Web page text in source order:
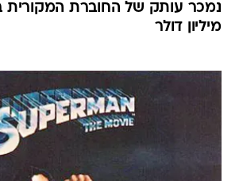
נמכר עותק של החוברת המקורית
מיליון דולר